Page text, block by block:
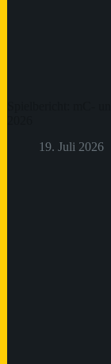
19. Juli 2026